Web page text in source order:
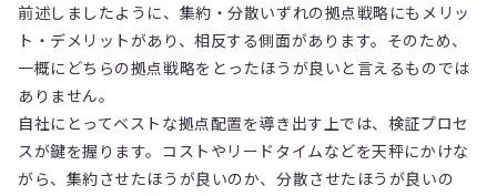
前述しましたように、集約・分散いずれの拠点戦略にもメリッ
ト・デメリットがあり、相反する側面があります。そのため、
一概にどちらの拠点戦略をとったほうが良いと言えるものでは
ありません。
自社にとってベストな拠点配置を導き出す上では、検証プロセ
スが鍵を握ります。コストやリードタイムなどを天秤にかけな
がら、集約させたほうが良いのか、分散させたほうが良いの